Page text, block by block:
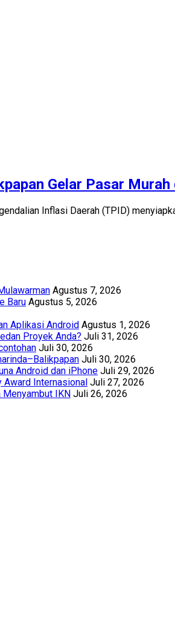
Gelar Pasar
Inflasi Daerah (TPID)
Agustus 7, 2026
Baru Agustus 5, 2026
Aplikasi Android Agustus 1, 2026
Proyek Anda? Juli 31, 2026
Juli 30, 2026
Juli 30, 2026
Android dan iPhone Juli 29, 2026
Award Internasional Juli 27, 2026
Menyambut IKN Juli 26, 2026